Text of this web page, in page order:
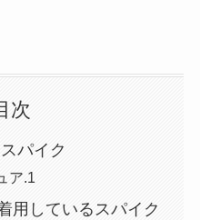
次
パイク
ア.1
用しているスパイク